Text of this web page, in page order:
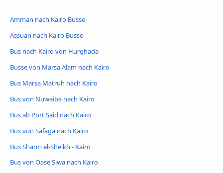
Amman nach Kairo Busse
Assuan nach Kairo Busse
Bus nach Kairo von Hurghada
Busse von Marsa Alam nach Kairo
Bus Marsa Matruh nach Kairo
Bus von Nuwaiba nach Kairo
Bus ab Port Said nach Kairo
Bus von Safaga nach Kairo
Bus Sharm el-Sheikh - Kairo
Bus von Oase Siwa nach Kairo